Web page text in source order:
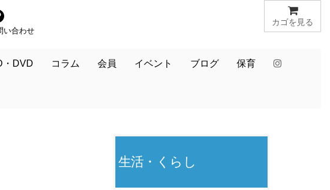
カゴを見る
い合わせ
・DVD コラム 会員 イベント ブログ 保育
生活・くらし